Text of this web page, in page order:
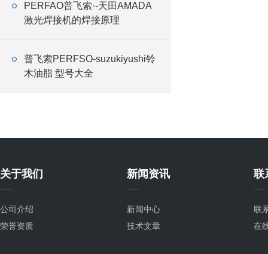
PERFAO普飞索·-天田AMADA
激光焊接机的焊接原理
普飞索PERFSO-suzukiyushi铃
木油脂 型号大全
关于我们
公司介绍
荣誉资质
新闻资讯
新闻中心
技术文章
联
联
在